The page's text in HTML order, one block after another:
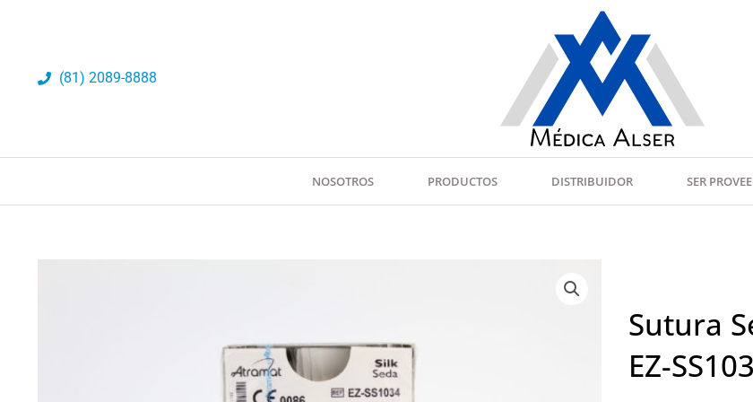
(81) 2089-8888
NOSOTROS PRODUCTOS DISTRIBUIDOR SER
Sutura
EZ-